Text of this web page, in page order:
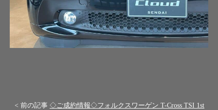
< 前の記事 ◇ご成約情報◇フォルクスワーゲン T-Cross TSI 1st